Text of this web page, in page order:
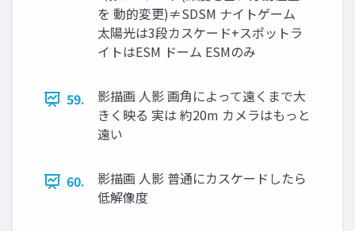
を 動的変更)≠SDSM ナイトゲーム
太陽光は3段カスケード+スポットラ
イトはESM ドーム ESMのみ
59.
影描画 人影 画角によって遠くまで大
きく映る 実は 約20m カメラはもっと
遠い
60.
影描画 人影 普通にカスケードしたら
低解像度